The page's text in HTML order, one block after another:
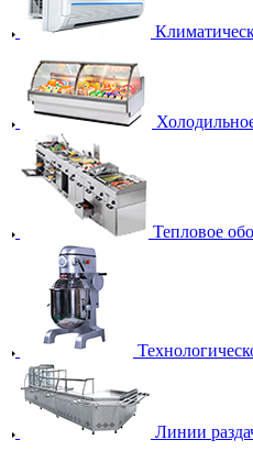
Тепловое
Линии